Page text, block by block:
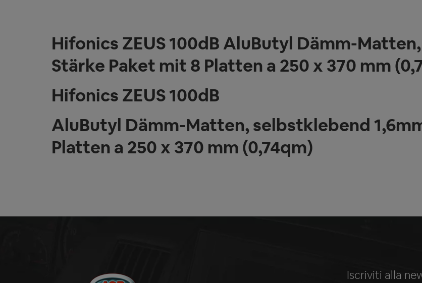
Hifonics ZEUS 100dB AluButyl Dämm-
Stärke Paket mit 8 Platten a 250 x 370 mm
Hifonics ZEUS 100dB
AluButyl Dämm-Matten, selbstklebend
Platten a 250 x 370 mm (0,74qm)
Iscriviti alla